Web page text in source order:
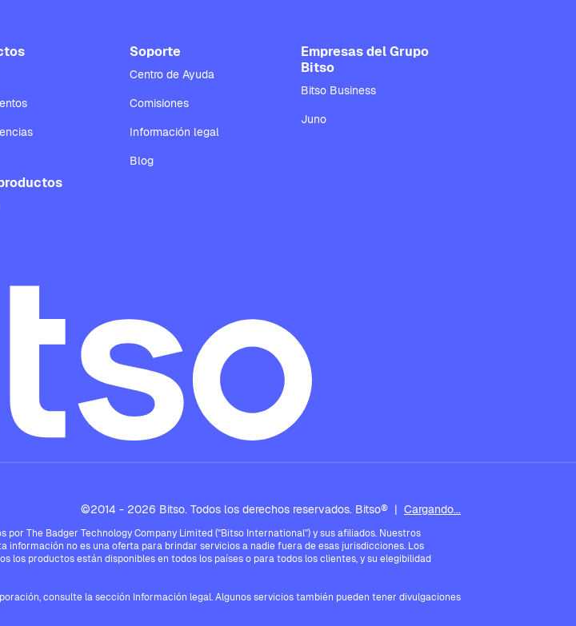
Soporte
Centro de Ayuda
Comisiones
Información legal
Blog
Empresas del Grupo
Bitso
Bitso Business
Juno
©2014 - 2026 Bitso. Todos los derechos reservados. Bitso® | Cargando...
The Badger Technology Company Limited ("Bitso International") y sus afiliados. Nuestros
no es una oferta para brindar servicios a nadie fuera de esas jurisdicciones. Los
productos están disponibles en todos los países o para todos los clientes, y su elegibilidad
consulte la sección Información legal. Algunos servicios también pueden tener divulgaciones